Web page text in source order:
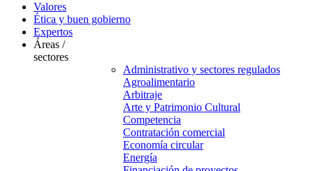
Valores
Ética y buen gobierno
Expertos
Áreas /
sectores
Administrativo y sectores regulados
Agroalimentario
Arbitraje
Arte y Patrimonio Cultural
Competencia
Contratación comercial
Economía circular
Energía